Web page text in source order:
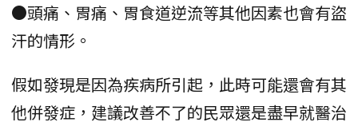
●頭痛、胃痛、胃食道逆流等其他因素也會有盜
汗的情形。
假如發現是因為疾病所引起，此時可能還會有其
他併發症，建議改善不了的民眾還是盡早就醫治